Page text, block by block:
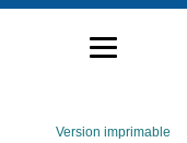
Version imprimable